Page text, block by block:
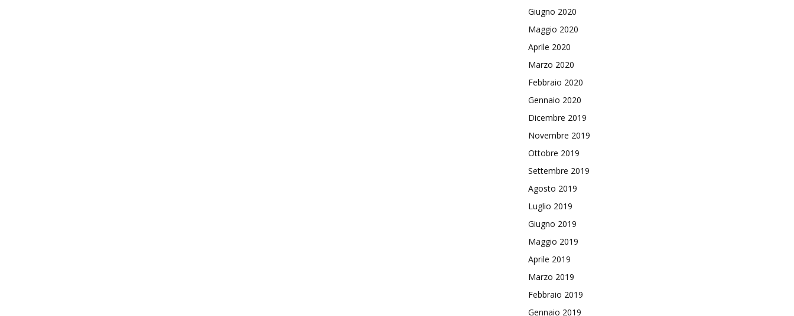
Giugno 2020
Maggio 2020
Aprile 2020
Marzo 2020
Febbraio 2020
Gennaio 2020
Dicembre 2019
Novembre 2019
Ottobre 2019
Settembre 2019
Agosto 2019
Luglio 2019
Giugno 2019
Maggio 2019
Aprile 2019
Marzo 2019
Febbraio 2019
Gennaio 2019